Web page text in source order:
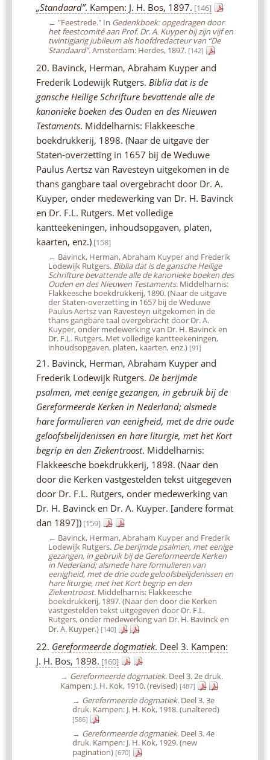
„Standaard”. Kampen: J. H. Bos, 1897. [146]
← "Feestrede." In Gedenkboek: opgedragen door
het feestcomité aan Prof. Dr. A. Kuyper bij zijn vijf en
twintigjarig jubileum als hoofdredacteur van “De
Standaard”. Amsterdam: Herdes, 1897. [142]
20. Bavinck, Herman, Abraham Kuyper and
Frederik Lodewijk Rutgers. Biblia dat is de
gansche Heilige Schrifture bevattende alle de
kanonieke boeken des Ouden en des Nieuwen
Testaments. Middelharnis: Flakkeesche
boekdrukkerij, 1898. (Naar de uitgave der
Staten-overzetting in 1657 bij de Weduwe
Paulus Aertsz van Ravesteyn uitgekomen in de
thans gangbare taal overgebracht door Dr. A.
Kuyper, onder medewerking van Dr. H. Bavinck
en Dr. F.L. Rutgers. Met volledige
kantteekeningen, inhoudsopgaven, platen,
kaarten, enz.) [158]
← Bavinck, Herman, Abraham Kuyper and Frederik
Lodewijk Rutgers. Biblia dat is de gansche Heilige
Schrifture bevattende alle de kanonieke boeken des
Ouden en des Nieuwen Testaments. Middelharnis:
Flakkeesche boekdrukkerij, 1890. (Naar de uitgave
der Staten-overzetting in 1657 bij de Weduwe
Paulus Aertsz van Ravesteyn uitgekomen in de
thans gangbare taal overgebracht door Dr. A.
Kuyper, onder medewerking van Dr. H. Bavinck en
Dr. F.L. Rutgers. Met volledige kantteekeningen,
inhoudsopgaven, platen, kaarten, enz.) [91]
21. Bavinck, Herman, Abraham Kuyper and
Frederik Lodewijk Rutgers. De berijmde
psalmen, met eenige gezangen, in gebruik bij de
Gereformeerde Kerken in Nederland; alsmede
hare formulieren van eenigheid, met de drie oude
geloofsbelijdenissen en hare liturgie, met het Kort
begrip en den Ziekentroost. Middelharnis:
Flakkeesche boekdrukkerij, 1898. (Naar den
door die Kerken vastgestelden tekst uitgegeven
door Dr. F.L. Rutgers, onder medewerking van
Dr. H. Bavinck en Dr. A. Kuyper. [andere format
dan 1897]) [159]
← Bavinck, Herman, Abraham Kuyper and Frederik
Lodewijk Rutgers. De berijmde psalmen, met eenige
gezangen, in gebruik bij de Gereformeerde Kerken
in Nederland; alsmede hare formulieren van
eenigheid, met de drie oude geloofsbelijdenissen en
hare liturgie, met het Kort begrip en den
Ziekentroost. Middelharnis: Flakkeesche
boekdrukkerij, 1897. (Naar den door die Kerken
vastgestelden tekst uitgegeven door Dr. F.L.
Rutgers, onder medewerking van Dr. H. Bavinck en
Dr. A. Kuyper.) [140]
22. Gereformeerde dogmatiek. Deel 3. Kampen:
J. H. Bos, 1898. [160]
→ Gereformeerde dogmatiek. Deel 3. 2e druk.
Kampen: J. H. Kok, 1910. (revised) [487]
→ Gereformeerde dogmatiek. Deel 3. 3e
druk. Kampen: J. H. Kok, 1918. (unaltered)
[586]
→ Gereformeerde dogmatiek. Deel 3. 4e
druk. Kampen: J. H. Kok, 1929. (new
pagination) [670]